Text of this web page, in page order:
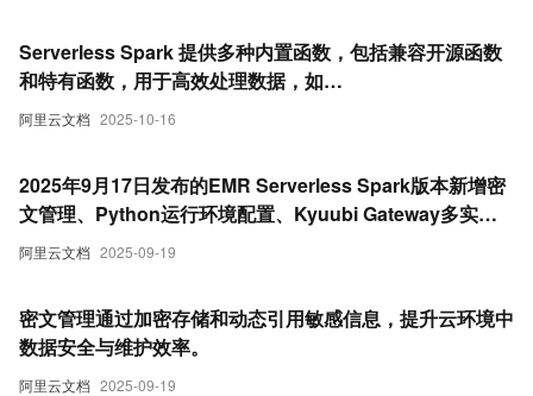
阿里云文档 2025-10-16
Serverless Spark 提供多种内置函数，包括兼容开源函数
和特有函数，用于高效处理数据，如
PARQUET_SCHEMA、PARQUET_METADATA、
阿里云文档 2025-09-19
2025年9月17日发布的EMR Serverless Spark版本新增密
文管理、Python运行环境配置、Kyuubi Gateway多实例
支持及引擎性能优化等功能，提升安全性和任务效率。
阿里云文档 2025-09-19
密文管理通过加密存储和动态引用敏感信息，提升云环境中
数据安全与维护效率。